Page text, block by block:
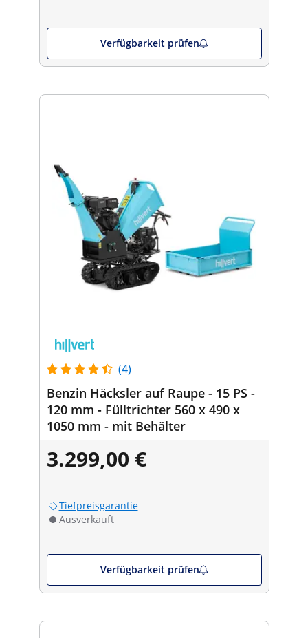
Verfügbarkeit prüfen
(4)
Benzin Häcksler auf Raupe - 15 PS -
120 mm - Fülltrichter 560 x 490 x
1050 mm - mit Behälter
3.299,00 €
Tiefpreisgarantie
Ausverkauft
Verfügbarkeit prüfen